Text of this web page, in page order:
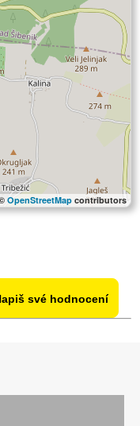
OpenStreetMap contributors
své hodnocení